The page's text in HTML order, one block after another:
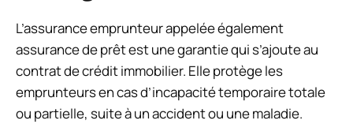
L’assurance emprunteur appelée également
assurance de prêt est une garantie qui s’ajoute au
contrat de crédit immobilier. Elle protège les
emprunteurs en cas d’incapacité temporaire totale
ou partielle, suite à un accident ou une maladie.